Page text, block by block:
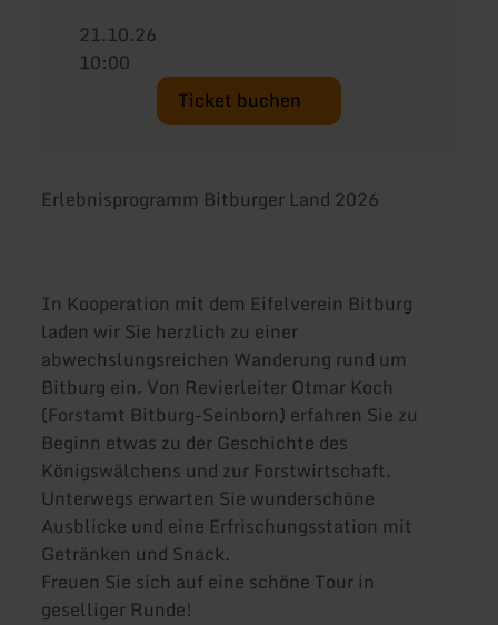
21.10.26
10:00
Ticket buchen
Erlebnisprogramm Bitburger Land 2026
In Kooperation mit dem Eifelverein Bitburg
laden wir Sie herzlich zu einer
abwechslungsreichen Wanderung rund um
Bitburg ein. Von Revierleiter Otmar Koch
(Forstamt Bitburg-Seinborn) erfahren Sie zu
Beginn etwas zu der Geschichte des
Königswälchens und zur Forstwirtschaft.
Unterwegs erwarten Sie wunderschöne
Ausblicke und eine Erfrischungsstation mit
Getränken und Snack.
Freuen Sie sich auf eine schöne Tour in
geselliger Runde!